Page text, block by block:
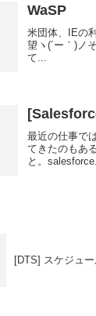
WaSP
米団体、IEの
望ヽ(´ー｀)ノ
て...
最近の仕事で
てきたのもあ
と。
[DTS] スケジュ